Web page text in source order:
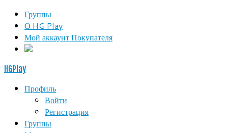
Группы
О HG Play
Мой аккаунт Покупателя
HGPlay
Профиль
Войти
Регистрация
Группы